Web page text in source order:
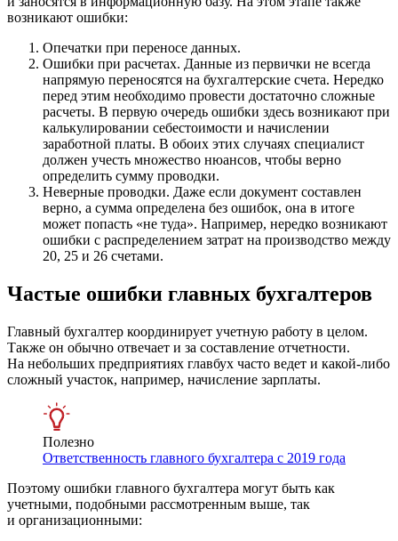
возникают ошибки:
Опечатки при переносе данных.
Ошибки при расчетах. Данные из первички не всегда
напрямую переносятся на бухгалтерские счета. Нередко
перед этим необходимо провести достаточно сложные
расчеты. В первую очередь ошибки здесь возникают при
калькулировании себестоимости и начислении
заработной платы. В обоих этих случаях специалист
должен учесть множество нюансов, чтобы верно
определить сумму проводки.
Неверные проводки. Даже если документ составлен
верно, а сумма определена без ошибок, она в итоге
может попасть «не туда». Например, нередко возникают
ошибки с распределением затрат на производство между
20, 25 и 26 счетами.
Частые ошибки главных бухгалтеров
Главный бухгалтер координирует учетную работу в целом.
Также он обычно отвечает и за составление отчетности.
На небольших предприятиях главбух часто ведет и какой-либо
сложный участок, например, начисление зарплаты.
Полезно
Ответственность главного бухгалтера с 2019 года
Поэтому ошибки главного бухгалтера могут быть как
учетными, подобными рассмотренным выше, так
и организационными: